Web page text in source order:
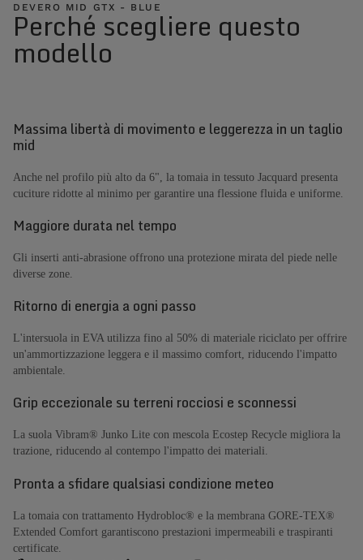
DEVERO MID GTX - BLUE
Perché scegliere questo
modello
Massima libertà di movimento e leggerezza in un taglio
mid
Anche nel profilo più alto da 6", la tomaia in tessuto Jacquard presenta
cuciture ridotte al minimo per garantire una flessione fluida e uniforme.
Maggiore durata nel tempo
Gli inserti anti-abrasione offrono una protezione mirata del piede nelle
diverse zone.
Ritorno di energia a ogni passo
L'intersuola in EVA utilizza fino al 50% di materiale riciclato per offrire
un'ammortizzazione leggera e il massimo comfort, riducendo l'impatto
ambientale.
Grip eccezionale su terreni rocciosi e sconnessi
La suola Vibram® Junko Lite con mescola Ecostep Recycle migliora la
trazione, riducendo al contempo l'impatto dei materiali.
Pronta a sfidare qualsiasi condizione meteo
La tomaia con trattamento Hydrobloc® e la membrana GORE-TEX®
Extended Comfort garantiscono prestazioni impermeabili e traspiranti
certificate.